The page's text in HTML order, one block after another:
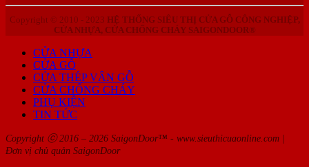
Copyright © 2010 - 2023 HỆ THỐNG SIÊU THỊ CỬA GỖ CÔNG NGHIỆP,
CỬA NHỰA, CỬA CHỐNG CHÁY SAIGONDOOR®
CỬA NHỰA
CỬA GỖ
CỬA THÉP VÂN GỖ
CỬA CHỐNG CHÁY
PHỤ KIỆN
TIN TỨC
Copyright ⓒ 2016 – 2026 SaigonDoor™ - www.sieuthicuaonline.com |
Đơn vị chủ quản SaigonDoor